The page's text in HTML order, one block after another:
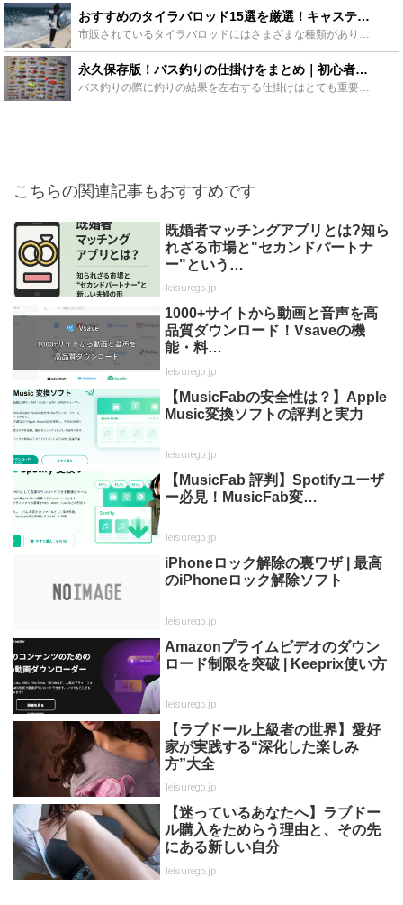
おすすめのタイラバロッド15選を厳選！キャスティング対応ロッドも - Leisurego(レジャーゴー)
市販されているタイラバロッドにはさまざまな種類があり、どれを選べば良いのか迷ってしまう方も多いことでしょう。この記事では、そんなタイラバロッド選びに悩むアングラーに、キャスティングタイラバ対応のロッ...
永久保存版！バス釣りの仕掛けをまとめ｜初心者におすすめの仕掛けや作り方 - Leisurego(レジャーゴー)
バス釣りの際に釣りの結果を左右する仕掛けはとても重要になってきます。初心者の方はどのように仕掛けを作成したら良いのか、どのような仕掛けが良いのか分からないと思います。そこでこの記事ではおすすめの仕掛...
こちらの関連記事もおすすめです
既婚者マッチングアプリとは?知ら
れざる市場と"セカンドパートナ
ー"という…
leisurego.jp
1000+サイトから動画と音声を高
品質ダウンロード！Vsaveの機
能・料…
leisurego.jp
【MusicFabの安全性は？】Apple
Music変換ソフトの評判と実力
leisurego.jp
【MusicFab 評判】Spotifyユーザ
ー必見！MusicFab変…
leisurego.jp
iPhoneロック解除の裏ワザ | 最高
のiPhoneロック解除ソフト
leisurego.jp
Amazonプライムビデオのダウン
ロード制限を突破 | Keeprix使い方
leisurego.jp
【ラブドール上級者の世界】愛好
家が実践する“深化した楽しみ
方”大全
leisurego.jp
【迷っているあなたへ】ラブドー
ル購入をためらう理由と、その先
にある新しい自分
leisurego.jp